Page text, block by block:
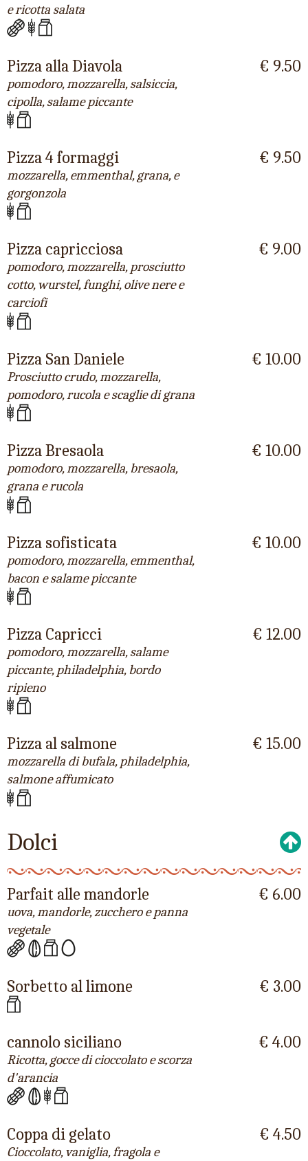
e ricotta salata
Pizza alla Diavola
pomodoro, mozzarella, salsiccia,
cipolla, salame piccante
€ 9.50
Pizza 4 formaggi
mozzarella, emmenthal, grana, e
gorgonzola
€ 9.50
Pizza capricciosa
pomodoro, mozzarella, prosciutto
cotto, wurstel, funghi, olive nere e
carciofi
€ 9.00
Pizza San Daniele
Prosciutto crudo, mozzarella,
pomodoro, rucola e scaglie di grana
€ 10.00
Pizza Bresaola
pomodoro, mozzarella, bresaola,
grana e rucola
€ 10.00
Pizza sofisticata
pomodoro, mozzarella, emmenthal,
bacon e salame piccante
€ 10.00
Pizza Capricci
pomodoro, mozzarella, salame
piccante, philadelphia, bordo
ripieno
€ 12.00
Pizza al salmone
mozzarella di bufala, philadelphia,
salmone affumicato
€ 15.00
Dolci
Parfait alle mandorle
uova, mandorle, zucchero e panna
vegetale
€ 6.00
Sorbetto al limone € 3.00
cannolo siciliano
Ricotta, gocce di cioccolato e scorza
d'arancia
€ 4.00
Coppa di gelato
Cioccolato, vaniglia, fragola e
€ 4.50